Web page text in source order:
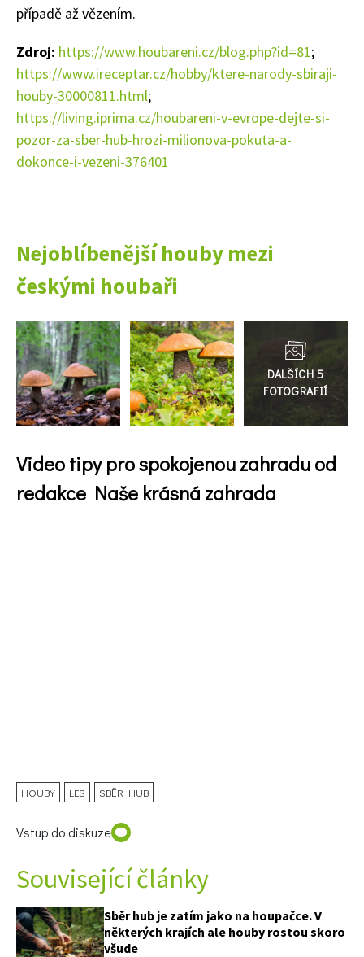
případě až vězením.
Zdroj: https://www.houbareni.cz/blog.php?id=81;
https://www.ireceptar.cz/hobby/ktere-narody-sbiraji-
houby-30000811.html;
https://living.iprima.cz/houbareni-v-evrope-dejte-si-
pozor-za-sber-hub-hrozi-milionova-pokuta-a-
dokonce-i-vezeni-376401
Nejoblíbenější houby mezi
českými houbaři
do
galerie
Video tipy pro spokojenou zahradu od
redakce Naše krásná zahrada
HOUBY LES SBĚR HUB
Vstup do diskuze
Související články
Sběr hub je zatím jako na houpačce. V
některých krajích ale houby rostou skoro
všude